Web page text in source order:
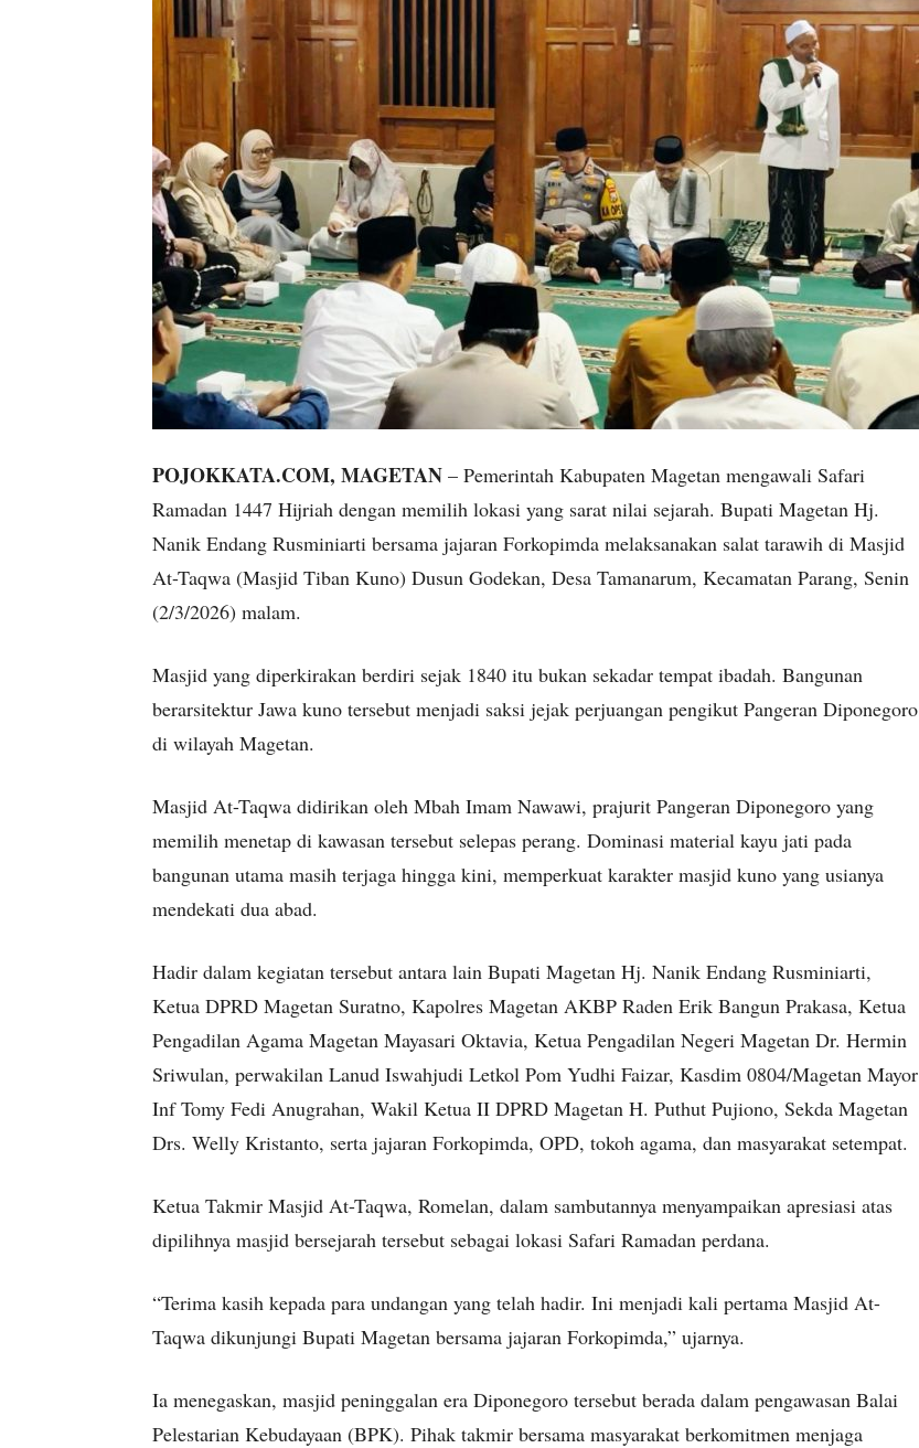
POJOKKATA.COM, MAGETAN – Pemerintah Kabupaten Magetan mengawali Safari
Ramadan 1447 Hijriah dengan memilih lokasi yang sarat nilai sejarah. Bupati Magetan Hj.
Nanik Endang Rusminiarti bersama jajaran Forkopimda melaksanakan salat tarawih di Masjid
At-Taqwa (Masjid Tiban Kuno) Dusun Godekan, Desa Tamanarum, Kecamatan Parang, Senin
(2/3/2026) malam.
Masjid yang diperkirakan berdiri sejak 1840 itu bukan sekadar tempat ibadah. Bangunan
berarsitektur Jawa kuno tersebut menjadi saksi jejak perjuangan pengikut Pangeran Diponegoro
di wilayah Magetan.
Masjid At-Taqwa didirikan oleh Mbah Imam Nawawi, prajurit Pangeran Diponegoro yang
memilih menetap di kawasan tersebut selepas perang. Dominasi material kayu jati pada
bangunan utama masih terjaga hingga kini, memperkuat karakter masjid kuno yang usianya
mendekati dua abad.
Hadir dalam kegiatan tersebut antara lain Bupati Magetan Hj. Nanik Endang Rusminiarti,
Ketua DPRD Magetan Suratno, Kapolres Magetan AKBP Raden Erik Bangun Prakasa, Ketua
Pengadilan Agama Magetan Mayasari Oktavia, Ketua Pengadilan Negeri Magetan Dr. Hermin
Sriwulan, perwakilan Lanud Iswahjudi Letkol Pom Yudhi Faizar, Kasdim 0804/Magetan Mayor
Inf Tomy Fedi Anugrahan, Wakil Ketua II DPRD Magetan H. Puthut Pujiono, Sekda Magetan
Drs. Welly Kristanto, serta jajaran Forkopimda, OPD, tokoh agama, dan masyarakat setempat.
Ketua Takmir Masjid At-Taqwa, Romelan, dalam sambutannya menyampaikan apresiasi atas
dipilihnya masjid bersejarah tersebut sebagai lokasi Safari Ramadan perdana.
“Terima kasih kepada para undangan yang telah hadir. Ini menjadi kali pertama Masjid At-
Taqwa dikunjungi Bupati Magetan bersama jajaran Forkopimda,” ujarnya.
Ia menegaskan, masjid peninggalan era Diponegoro tersebut berada dalam pengawasan Balai
Pelestarian Kebudayaan (BPK). Pihak takmir bersama masyarakat berkomitmen menjaga